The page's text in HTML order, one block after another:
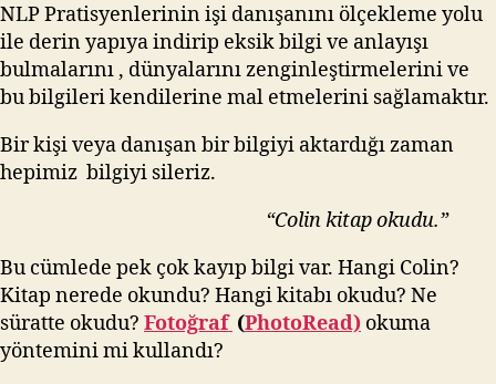
NLP Pratisyenlerinin işi danışanını ölçekleme yolu
ile derin yapıya indirip eksik bilgi ve anlayışı
bulmalarını , dünyalarını zenginleştirmelerini ve
bu bilgileri kendilerine mal etmelerini sağlamaktır.
Bir kişi veya danışan bir bilgiyi aktardığı zaman
hepimiz bilgiyi sileriz.
“Colin kitap okudu.”
Bu cümlede pek çok kayıp bilgi var. Hangi Colin?
Kitap nerede okundu? Hangi kitabı okudu? Ne
süratte okudu? Fotoğraf (PhotoRead) okuma
yöntemini mi kullandı?